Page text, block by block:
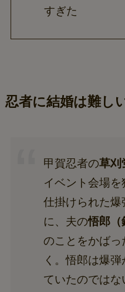
すぎた
忍者に結婚は難し
甲賀忍者の草刈
イベント会場を
仕掛けられた
に、夫の悟郎（
のことをかば
く。悟郎は爆
ていたのでは